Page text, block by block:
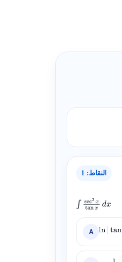
النقاط: 1
∫sec2xtanx
x
A ln|tanx|+